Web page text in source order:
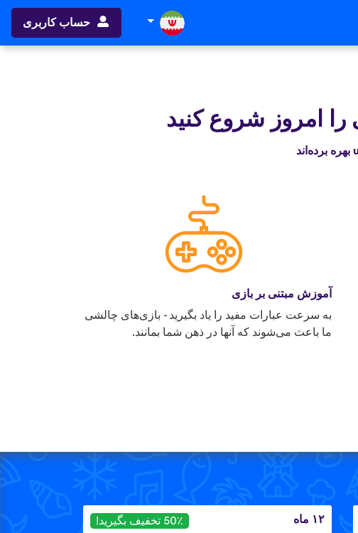
حساب کاربری
را امروز شروع کنید
آموزش مبتنی بر بازی
به سرعت عبارات مفید را یاد بگیرید - بازی‌های چالشی
ما باعث می‌شوند که آنها در ذهن شما بمانند.
۱۲ ماه 50٪ تخفیف بگیرید!